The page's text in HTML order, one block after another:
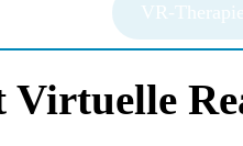
VR-
Virtuelle